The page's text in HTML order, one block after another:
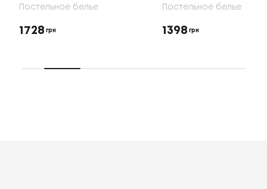
Постельное белье
1728 грн
Постельное белье
1398 грн